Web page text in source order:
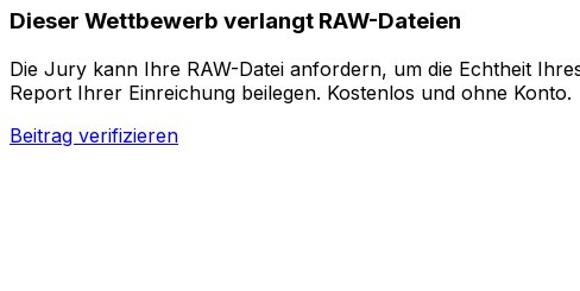
Dieser Wettbewerb verlangt RAW-Dateien
Die Jury kann Ihre RAW-Datei anfordern, um die Echtheit
Report Ihrer Einreichung beilegen. Kostenlos und ohne Konto.
Beitrag verifizieren